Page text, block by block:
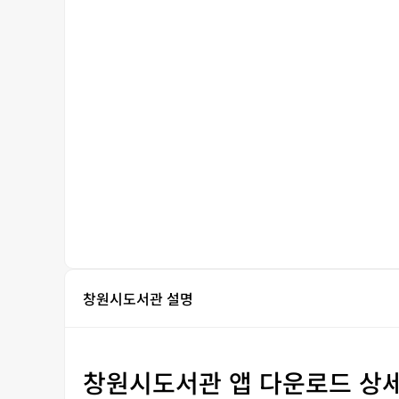
창원시도서관 설명
창원시도서관 앱 다운로드 상